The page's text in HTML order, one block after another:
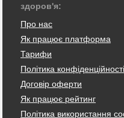
здоров'я:
Про нас
Як працює платформа
Тарифи
Політика конфіденційності
Договір оферти
Як працює рейтинг
Політика використання